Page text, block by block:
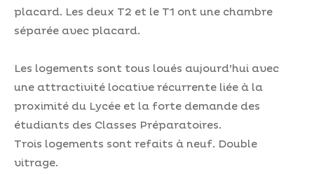
placard. Les deux T2 et le T1 ont une chambre
séparée avec placard.
Les logements sont tous loués aujourd’hui avec
une attractivité locative récurrente liée à la
proximité du Lycée et la forte demande des
étudiants des Classes Préparatoires.
Trois logements sont refaits à neuf. Double
vitrage.